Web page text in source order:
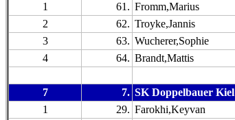
1
61. Fromm,Marius
2
62. Troyke,Jannis
3
63. Wucherer,Sophie
4
64. Brandt,Mattis
7 7. SK Doppelbauer Kiel
1
29. Farokhi,Keyvan